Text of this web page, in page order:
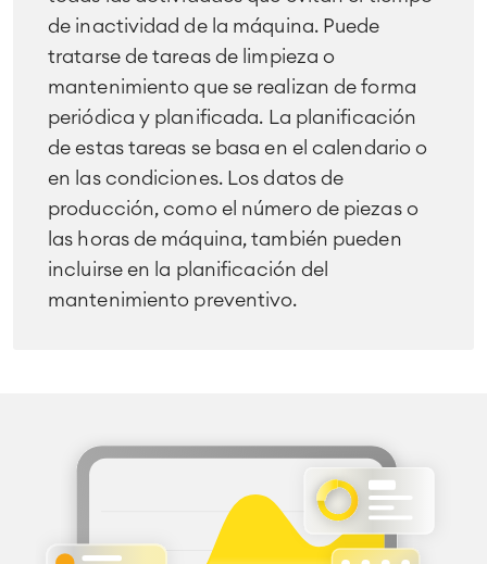
de inactividad de la máquina. Puede
tratarse de tareas de limpieza o
mantenimiento que se realizan de forma
periódica y planificada. La planificación
de estas tareas se basa en el calendario o
en las condiciones. Los datos de
producción, como el número de piezas o
las horas de máquina, también pueden
incluirse en la planificación del
mantenimiento preventivo.